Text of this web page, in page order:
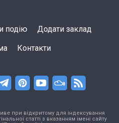
подію Додати заклад
Контакти
при відкритому для індексування
статті з вказанням імені сайту